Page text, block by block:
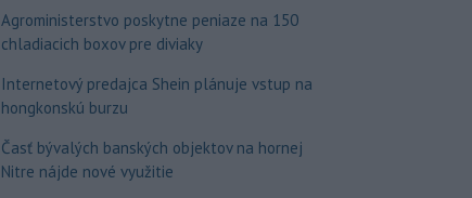
Agroministerstvo poskytne peniaze na 150
chladiacich boxov pre diviaky
Internetový predajca Shein plánuje vstup na
hongkonskú burzu
Časť bývalých banských objektov na hornej
Nitre nájde nové využitie